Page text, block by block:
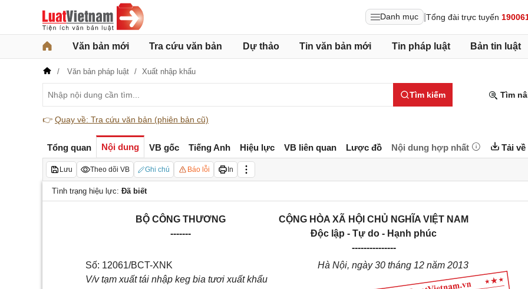
Danh mục Tổng đài trực tuyến
Văn bản mới Tra cứu văn bản Dự thảo Tin văn bản mới Tin pháp luật Bản tin luật
Văn bản pháp luật Xuất nhập khẩu
Tìm kiếm Tìm
👉 Quay về: Tra cứu văn bản (phiên bản cũ)
Tổng quan Nội dung VB gốc Tiếng Anh Hiệu lực VB liên quan Lược đồ Nội dung hợp nhất Tải về
Lưu Theo dõi VB Ghi chú Báo lỗi In
Tình trạng hiệu lực: Đã biết
BỘ CÔNG THƯƠNG
-------
CỘNG HÒA XÃ HỘI CHỦ NGHĨA VIỆT NAM
Độc lập - Tự do - Hạnh phúc
---------------
Số: 12061/BCT-XNK
V/v tạm xuất tái nhập keg bia tươi xuất khẩu
Hà Nội, ngày 30 tháng 12 năm 2013